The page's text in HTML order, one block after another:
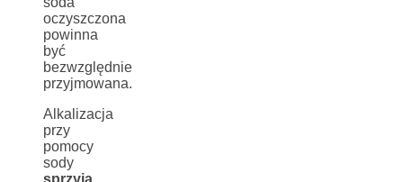
oczyszczona
powinna
być
bezwzględnie
przyjmowana.
Alkalizacja
przy
pomocy
sody
sprzyja